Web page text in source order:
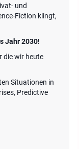
und
Fiction klingt,
Jahr 2030!
die wir heute
Situationen in
Predictive